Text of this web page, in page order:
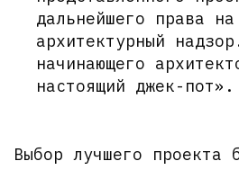
дальнейшего права на
архитектурный
начинающего
настоящий джек-пот».
Выбор лучшего проекта